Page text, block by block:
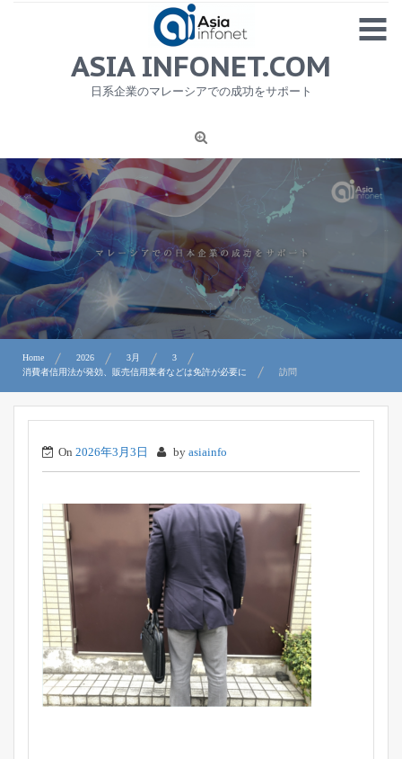
MENU
1
ニュース
労務サービス
プライバシーポリシー及び著作権について
お問合せ
ASIA INFONET.COM
日系企業のマレーシアでの成功をサポート
Home 2026 3月
3
消費者信用法が発効、販売信用業者などは免許が必要に
訪問
On 2026年3月3日 by asiainfo